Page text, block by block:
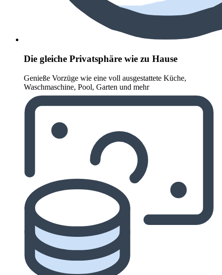
Die gleiche Privatsphäre wie zu Hause
Genieße Vorzüge wie eine voll ausgestattete Küche,
Waschmaschine, Pool, Garten und mehr